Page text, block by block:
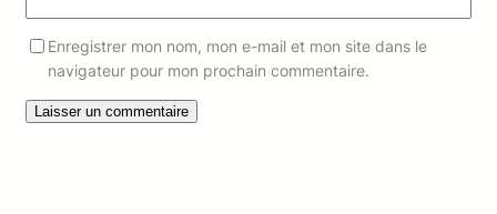
Enregistrer mon nom, mon e-mail et mon site dans le
navigateur pour mon prochain commentaire.